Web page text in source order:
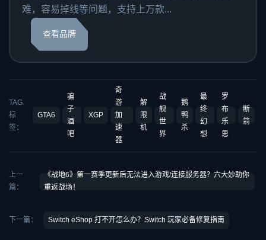
难，容易掉线等问题，支持上万款...
查看品牌
TAG
标
签：
GTA6
骗
子
酒
吧
XGP
奇
游
加
速
器
解
限
机
战
舰
世
界
鹅
鸭
杀
最
终
幻
想
罗
布
乐
思
断
箭
上一
篇：
《战地6》第一赛季更新后无法进入游戏/连接服务器？六大妙助你
重返战场！
下一篇： Switch eShop 打不开怎么办？Switch 玩家必备修复指南